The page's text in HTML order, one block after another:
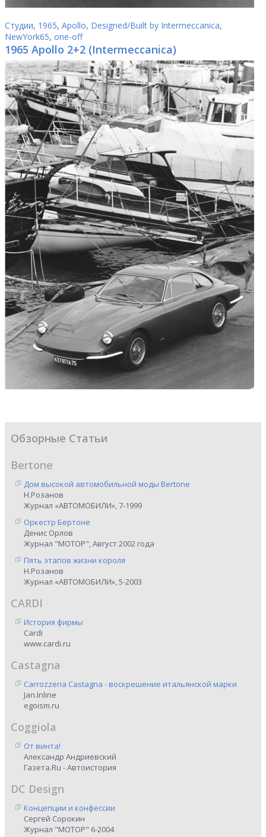
Студии, 1965, Apollo, Designed/Built by Intermeccanica,
NewYork65, one-off
1965 Apollo 2+2 (Intermeccanica)
Обзорные Статьи
Bertone
Дом высокой автомобильной моды Bertone
Н.Розанов
Журнал «АВТОМОБИЛИ», 7-1999
Оркестр Бертоне
Денис Орлов
Журнал "МОТОР", Август 2002 года
Пять этапов жизни короля
Н.Розанов
Журнал «АВТОМОБИЛИ», 5-2003
CARDI
История фирмы
Cardi
www.cardi.ru
Castagna
Carrozzeria Castagna - воскрешение итальянской марки
Jan.Inline
egoism.ru
Coggiola
От винта!
Александр Андриевский
Газета.Ru - Автоистория
DC Design
Концепции и конфессии
Сергей Сорокин
Журнал "МОТОР" 6-2004